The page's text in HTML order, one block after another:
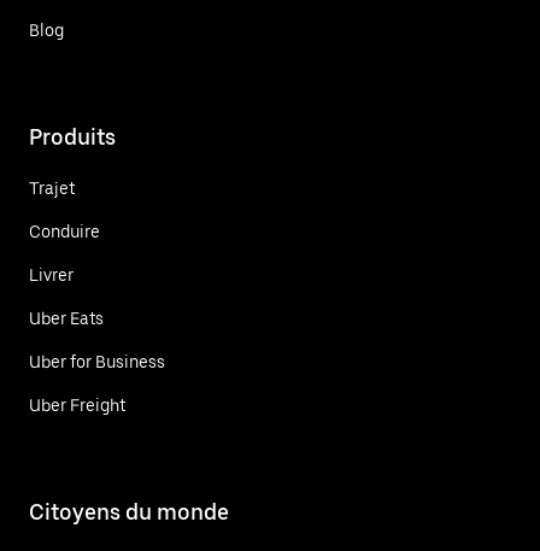
Blog
Produits
Trajet
Conduire
Livrer
Uber Eats
Uber for Business
Uber Freight
Citoyens du monde